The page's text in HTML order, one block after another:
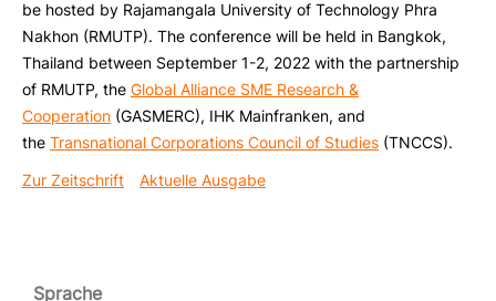
be hosted by Rajamangala University of Technology Phra
Nakhon (RMUTP). The conference will be held in Bangkok,
Thailand between September 1-2, 2022 with the partnership
of RMUTP, the Global Alliance SME Research &
Cooperation(GASMERC), IHK Mainfranken, and
the Transnational Corporations Council of Studies(TNCCS).
Zur Zeitschrift
Aktuelle Ausgabe
Sprache